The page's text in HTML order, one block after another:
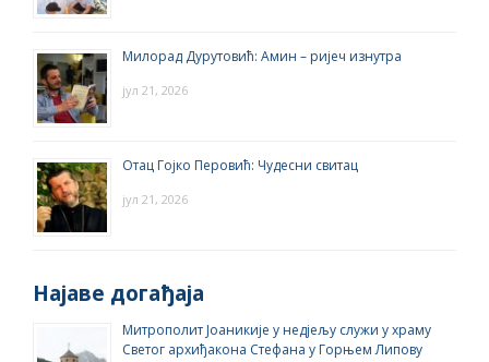
Милорад Дурутовић: Амин – ријеч изнутра
јул 21, 2026
Отац Гојко Перовић: Чудесни свитац
јул 21, 2026
Најаве догађаја
Митрополит Јоаникије у недјељу служи у храму
Светог архиђакона Стефана у Горњем Липову